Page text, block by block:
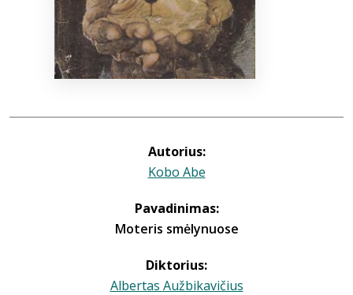
Autorius:
Kobo Abe
Pavadinimas:
Moteris smėlynuose
Diktorius:
Albertas Aužbikavičius